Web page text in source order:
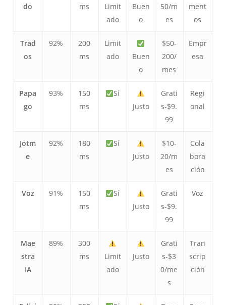
do
ms
Limit
ado
Buen
o
50/m
es
ment
os
Trad
os
92%
200
ms
Limit
ado
Buen
o
$50-
200/
mes
Empr
esa
Papa
go
93%
150
ms
Sí
Justo
Grati
s-$9.
99
Regi
onal
Jotm
e
92%
180
ms
Sí
Justo
$10-
20/m
es
Cola
bora
ción
Voz 91%
150
ms
Sí
Justo
Grati
s-$9.
99
Voz
Mae
stra
IA
89%
300
ms
Limit
ado
Justo
Grati
s-$3
0/me
s
Tran
scrip
ción